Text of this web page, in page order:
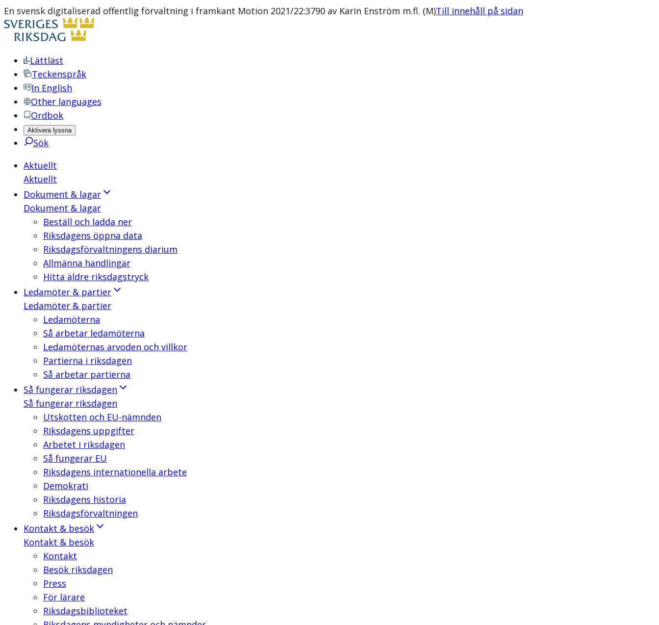
En svensk digitaliserad offentlig förvaltning i framkant Motion 2021/22:3790 av Karin Enström m.fl. (M)Till innehåll på sidan
Lättläst
Teckenspråk
In English
Other languages
Ordbok
Aktivera lyssna
Sök
Aktuellt
Aktuellt
Dokument & lagar
Dokument & lagar
Beställ och ladda ner
Riksdagens öppna data
Riksdagsförvaltningens diarium
Allmänna handlingar
Hitta äldre riksdagstryck
Ledamöter & partier
Ledamöter & partier
Ledamöterna
Så arbetar ledamöterna
Ledamöternas arvoden och villkor
Partierna i riksdagen
Så arbetar partierna
Så fungerar riksdagen
Så fungerar riksdagen
Utskotten och EU-nämnden
Riksdagens uppgifter
Arbetet i riksdagen
Så fungerar EU
Riksdagens internationella arbete
Demokrati
Riksdagens historia
Riksdagsförvaltningen
Kontakt & besök
Kontakt & besök
Kontakt
Besök riksdagen
Press
För lärare
Riksdagsbiblioteket